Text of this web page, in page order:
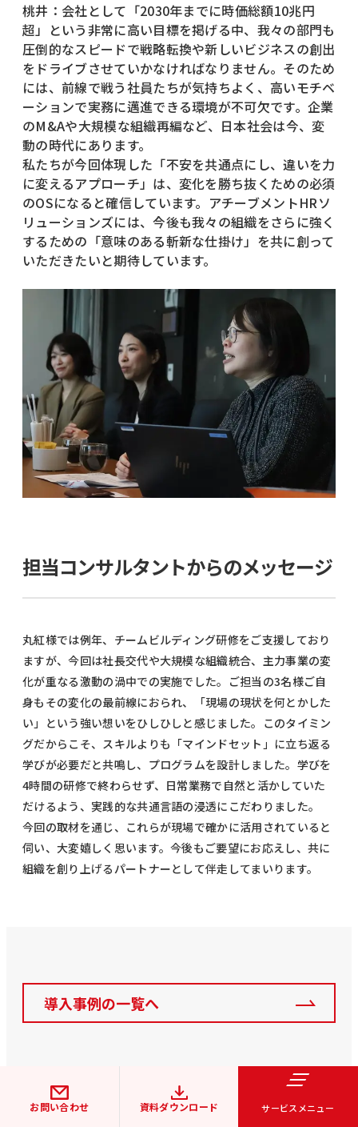
お問い合わせ 資料ダウンロード サービスメニュー
桃井：会社として「2030年までに時価総額10兆円
超」という非常に高い目標を掲げる中、我々の部門も
圧倒的なスピードで戦略転換や新しいビジネスの創出
をドライブさせていかなければなりません。そのため
には、前線で戦う社員たちが気持ちよく、高いモチベ
ーションで実務に邁進できる環境が不可欠です。企業
のM&Aや大規模な組織再編など、日本社会は今、変
動の時代にあります。
私たちが今回体現した「不安を共通点にし、違いを力
に変えるアプローチ」は、変化を勝ち抜くための必須
のOSになると確信しています。アチーブメントHRソ
リューションズには、今後も我々の組織をさらに強く
するための「意味のある斬新な仕掛け」を共に創って
いただきたいと期待しています。
担当コンサルタントからのメッセージ
丸紅様では例年、チームビルディング研修をご支援しており
ますが、今回は社長交代や大規模な組織統合、主力事業の変
化が重なる激動の渦中での実施でした。ご担当の3名様ご自
身もその変化の最前線におられ、「現場の現状を何とかした
い」という強い想いをひしひしと感じました。このタイミン
グだからこそ、スキルよりも「マインドセット」に立ち返る
学びが必要だと共鳴し、プログラムを設計しました。学びを
4時間の研修で終わらせず、日常業務で自然と活かしていた
だけるよう、実践的な共通言語の浸透にこだわりました。
今回の取材を通じ、これらが現場で確かに活用されていると
伺い、大変嬉しく思います。今後もご要望にお応えし、共に
組織を創り上げるパートナーとして伴走してまいります。
導入事例の一覧へ